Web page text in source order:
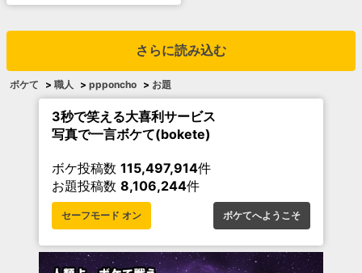
さらに読み込む
ボケて > 職人 > ppponcho > お題
3秒で笑える大喜利サービス
写真で一言ボケて(bokete)
ボケ投稿数 115,497,914件
お題投稿数 8,106,244件
セーフモード オン ボケてへようこそ